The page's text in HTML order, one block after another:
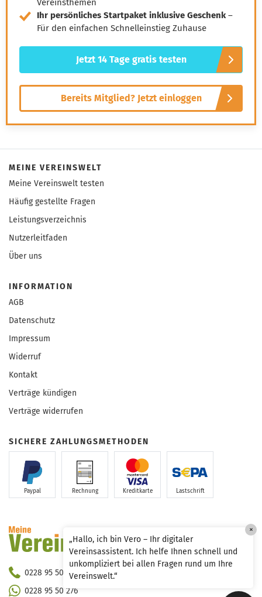
Vereinsthemen
Ihr persönliches Startpaket inklusive Geschenk–
Für den einfachen Schnelleinstieg Zuhause
Jetzt 14 Tage gratis testen
Bereits Mitglied? Jetzt einloggen
MEINE VEREINSWELT
Meine Vereinswelt testen
Häufig gestellte Fragen
Leistungsverzeichnis
Nutzerleitfaden
Über uns
INFORMATION
AGB
Datenschutz
Impressum
Widerruf
Kontakt
Verträge kündigen
Verträge widerrufen
SICHERE ZAHLUNGSMETHODEN
Paypal Rechnung Kreditkarte Lastschrift
0228 95 50 290
0228 95 50 276
„Hallo, ich bin Vero – Ihr digitaler
Vereinsassistent. Ich helfe Ihnen schnell und
unkompliziert bei allen Fragen rund um Ihre
Vereinswelt.“
×